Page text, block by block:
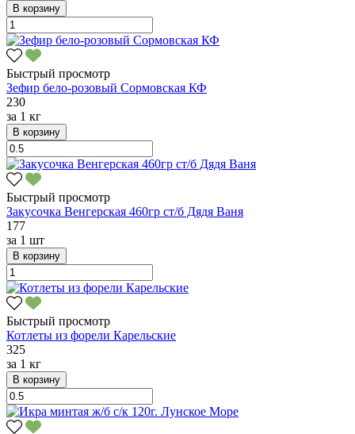
В корзину
Быстрый просмотр
Зефир бело-розовый Сормовская КФ
230
за 1 кг
В корзину
Быстрый просмотр
Закусочка Венгерская 460гр ст/б Дядя Ваня
177
за 1 шт
В корзину
Быстрый просмотр
Котлеты из форели Карельские
325
за 1 кг
В корзину